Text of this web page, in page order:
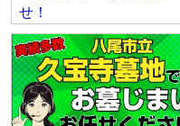
せ！